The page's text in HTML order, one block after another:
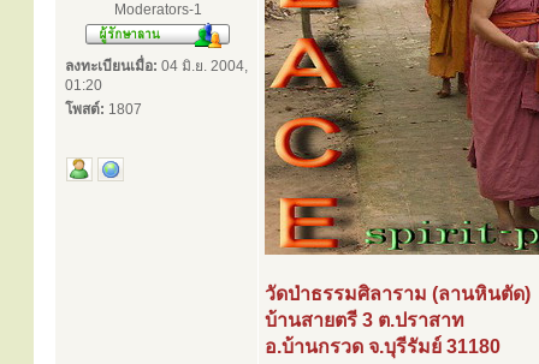
Moderators-1
ลงทะเบียนเมื่อ: 04 มิ.ย. 2004,
01:20
โพสต์: 1807
วัดป่าธรรมศิลาราม (ลานหินตัด)
บ้านสายตรี 3 ต.ปราสาท
อ.บ้านกรวด จ.บุรีรัมย์ 31180